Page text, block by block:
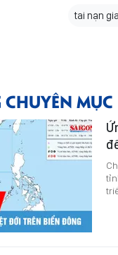
tai nạn
MỤC